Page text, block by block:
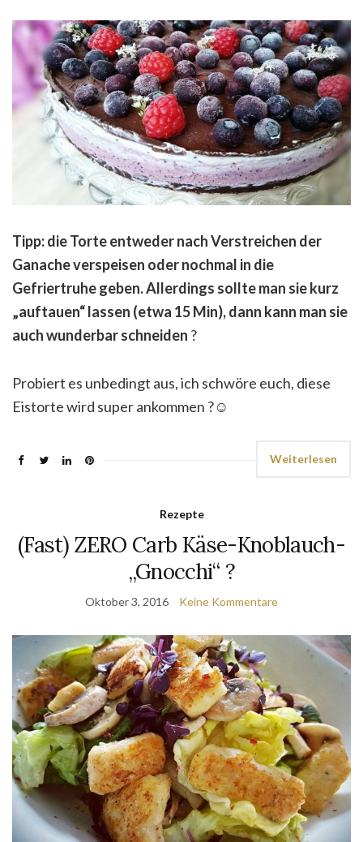
Tipp: die Torte entweder nach Verstreichen der
Ganache verspeisen oder nochmal in die
Gefriertruhe geben. Allerdings sollte man sie kurz
„auftauen“ lassen (etwa 15 Min), dann kann man sie
auch wunderbar schneiden ?
Probiert es unbedingt aus, ich schwöre euch, diese
Eistorte wird super ankommen ?☺
Weiterlesen
Rezepte
(Fast) ZERO Carb Käse-Knoblauch-
„Gnocchi“ ?
Oktober 3, 2016 Keine Kommentare